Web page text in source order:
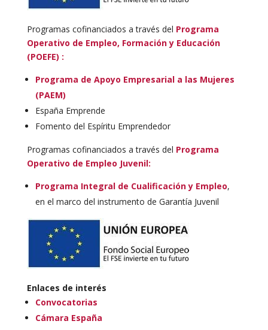
Programas cofinanciados a través del Programa
Operativo de Empleo, Formación y Educación
(POEFE) :
Programa de Apoyo Empresarial a las Mujeres
(PAEM)
España Emprende
Fomento del Espíritu Emprendedor
Programas cofinanciados a través del Programa
Operativo de Empleo Juvenil:
Programa Integral de Cualificación y Empleo,
en el marco del instrumento de Garantía Juvenil
Enlaces de interés
Convocatorias
Cámara España